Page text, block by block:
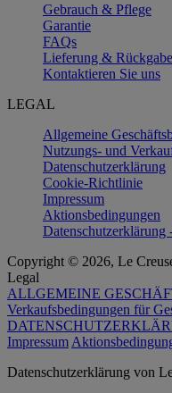
Gebrauch & Pflege
Garantie
FAQs
Lieferung & Rückgabe
Kontaktieren Sie uns
LEGAL
Allgemeine
Nutzungs- und
Datenschutzerklärung
Cookie-Richtlinie
Impressum
Aktionsbedingungen
Copyright © 2026, Le
Legal
ALLGEMEINE
Verkaufsbedingungen für
Impressum
Datenschutz­erklärung von